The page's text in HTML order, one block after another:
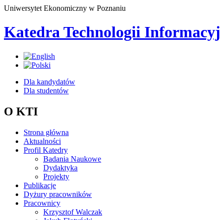
Uniwersytet Ekonomiczny w Poznaniu
Katedra Technologii
Dla kandydatów
Dla studentów
O KTI
Strona główna
Aktualności
Profil Katedry
Badania Naukowe
Dydaktyka
Projekty
Publikacje
Dyżury pracowników
Pracownicy
Krzysztof Walczak